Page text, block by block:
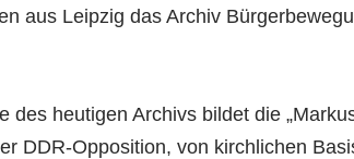
aus Leipzig das Archiv
des heutigen Archivs bildet die
DDR-Opposition, von kirchlichen